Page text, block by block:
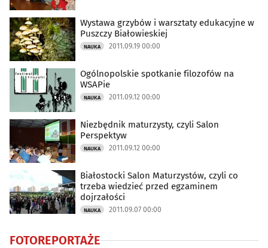
Motoryzacja(769)
Dom(875)
Kryminalne(4576)
Drogówka(2463)
Turystyka(182)
Kulinaria (110)
Kraj i Świat(239)
Ciekawostki(998)
Wystawa grzybów i warsztaty edukacyjne w
Puszczy Białowieskiej
NAUKA 2011.09.19 00:00
Ogólnopolskie spotkanie filozofów na
WSAPie
NAUKA 2011.09.12 00:00
Niezbędnik maturzysty, czyli Salon
Perspektyw
NAUKA 2011.09.12 00:00
Białostocki Salon Maturzystów, czyli co
trzeba wiedzieć przed egzaminem
dojrzałości
NAUKA 2011.09.07 00:00
FOTOREPORTAŻE